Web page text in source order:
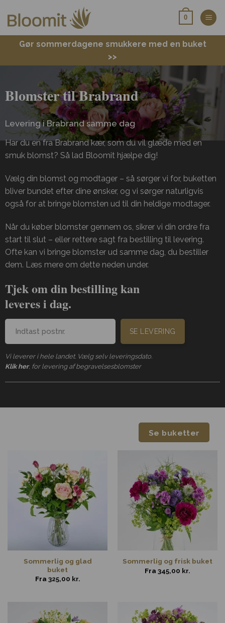
0
Gør sommerdagene smukkere med en buket
>>
Blomster til Brabrand
Levering i Brabrand samme dag
Har du en fra Brabrand kær, som du vil glæde med en
smuk blomst? Så lad Bloomit hjælpe dig!
Vælg din blomst og modtager – så sørger vi for, buketten
bliver bundet efter dine ønsker, og vi sørger naturligvis
også for at bringe blomsten ud til din heldige modtager.
Når du køber blomster gennem os, sikrer vi din ordre fra
start til slut – eller rettere sagt fra bestilling til levering.
Ofte kan vi bringe blomster ud samme dag, du bestiller
dem. Læs mere om dette neden under.
Tjek om din bestilling kan
leveres i dag.
SE LEVERING
Vi leverer i hele landet. Vælg selv leveringsdato.
Klik her, for levering af begravelsesblomster
Se buketter
Sommerlig og glad
buket
Fra 325,00 kr.
Sommerlig og frisk buket
Fra 345,00 kr.